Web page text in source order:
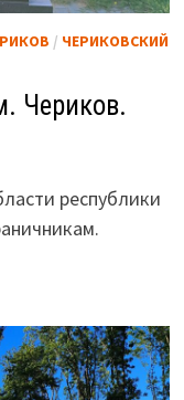
/ ЧЕРИКОВСКИЙ
Чериков.
республики